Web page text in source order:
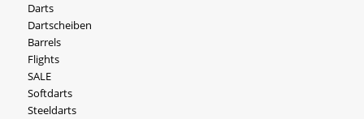
Darts
Dartscheiben
Barrels
Flights
SALE
Softdarts
Steeldarts